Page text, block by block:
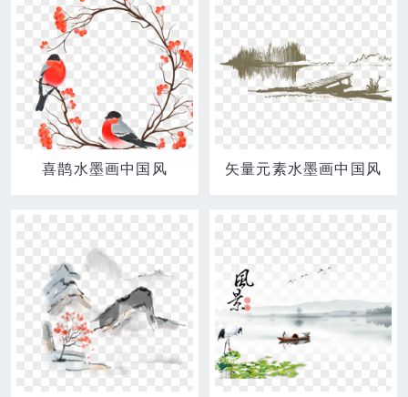
喜鹊水墨画中国风 矢量元素水墨画中国风